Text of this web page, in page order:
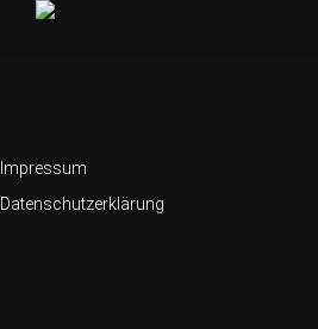
Impressum
Datenschutzerklärung